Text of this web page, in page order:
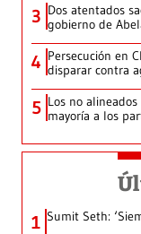
3 Dos atentados
gobierno de
4 Persecución en
disparar contra
5 Los no
mayoría a los
1 Sumit Seth: